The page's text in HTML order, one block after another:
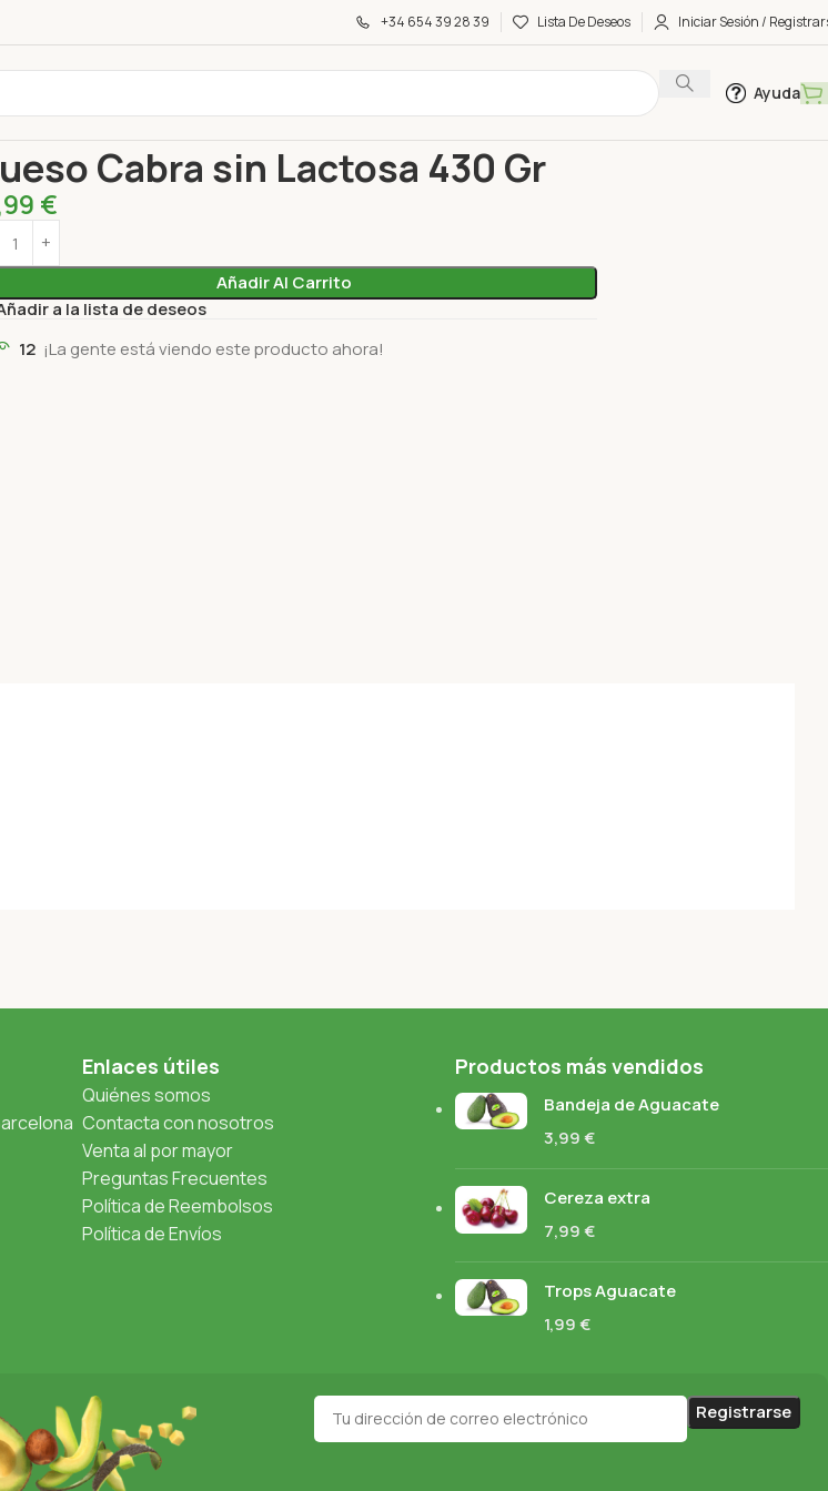
+34 654 39 28 39 Lista De Deseos Iniciar Sesión /
Ayuda
Cabra sin Lactosa 430 Gr
€
Añadir Al Carrito
a la lista de deseos
12 ¡La gente está viendo este producto ahora!
Enlaces útiles
Quiénes somos
Contacta con nosotros
Venta al por mayor
Preguntas Frecuentes
Política de Reembolsos
Política de Envíos
Productos más vendidos
Bandeja de Aguacate
3,99€
Cereza extra
7,99€
Trops Aguacate
1,99€